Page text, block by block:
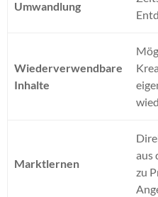
Umwandlung
Wiederverwendbare
Inhalte
Marktlernen
aus
zu